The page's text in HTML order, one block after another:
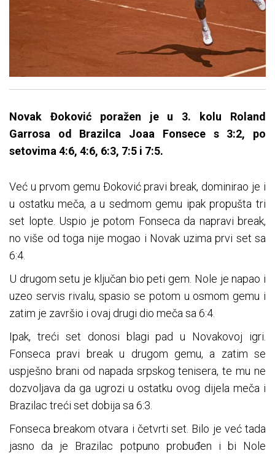
Novak Đoković poražen je u 3. kolu Roland
Garrosa od Brazilca Joaa Fonsece s 3:2, po
setovima 4:6, 4:6, 6:3, 7:5 i 7:5.
Već u prvom gemu Đoković pravi break, dominirao je i
u ostatku meča, a u sedmom gemu ipak propušta tri
set lopte. Uspio je potom Fonseca da napravi break,
no više od toga nije mogao i Novak uzima prvi set sa
6:4.
U drugom setu je ključan bio peti gem. Nole je napao i
uzeo servis rivalu, spasio se potom u osmom gemu i
zatim je završio i ovaj drugi dio meča sa 6:4.
Ipak, treći set donosi blagi pad u Novakovoj igri.
Fonseca pravi break u drugom gemu, a zatim se
uspješno brani od napada srpskog tenisera, te mu ne
dozvoljava da ga ugrozi u ostatku ovog dijela meča i
Brazilac treći set dobija sa 6:3.
Fonseca breakom otvara i četvrti set. Bilo je već tada
jasno da je Brazilac potpuno probuđen i bi Nole